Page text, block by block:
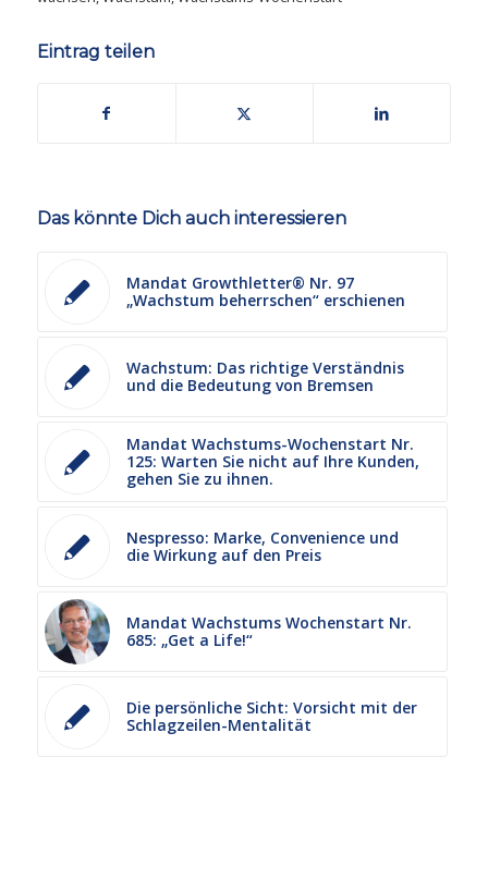
Eintrag teilen
Das könnte Dich auch interessieren
Mandat Growthletter® Nr. 97
„Wachstum beherrschen“ erschienen
Wachstum: Das richtige Verständnis
und die Bedeutung von Bremsen
Mandat Wachstums-Wochenstart Nr.
125: Warten Sie nicht auf Ihre Kunden,
gehen Sie zu ihnen.
Nespresso: Marke, Convenience und
die Wirkung auf den Preis
Mandat Wachstums Wochenstart Nr.
685: „Get a Life!“
Die persönliche Sicht: Vorsicht mit der
Schlagzeilen-Mentalität